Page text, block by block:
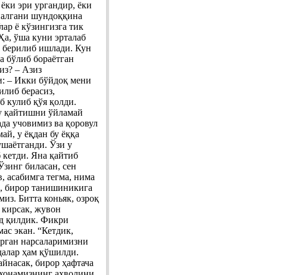
эри ургандир, ёки
шундоққина
ё кўзингизга тик
ўша куни эрталаб
ишлади. Кун
бўлиб бораётган
– Азиз
– Икки бўйдоқ мени
берасиз,
кулиб қўя қолди.
қайтишни ўйламай
учовимиз ва қоровул
у ёқдан бу ёққа
Ўзи у
Яна қайтиб
биласан, сен
асабимга тегма, нима
бирор танишиникига
Битта коньяк, озроқ
жувон
қилдик. Фикри
экан. “Кетдик,
нарсаларимизни
ҳам қўшилди.
бирор ҳафтача